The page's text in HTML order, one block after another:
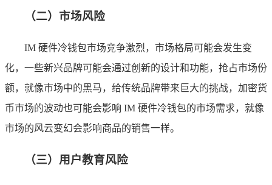
（二）市场风险
IM 硬件冷钱包市场竞争激烈，市场格局可能会发生变
化，一些新兴品牌可能会通过创新的设计和功能，抢占市场份
额，就像市场中的黑马，给传统品牌带来巨大的挑战，加密货
币市场的波动也可能会影响 IM 硬件冷钱包的市场需求，就像
市场的风云变幻会影响商品的销售一样。
（三）用户教育风险